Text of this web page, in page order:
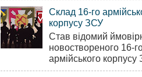
Склад 16-го
корпусу ЗСУ
Став відомий
новоствореного 16-
армійського корпусу